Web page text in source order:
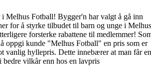
Melhus Fotball! Bygger'n har valgt å gå inn
for å styrke tilbudet til barn og unge i
forsterke rabattene til medlemmer!
oppgi kunde "Melhus Fotball" en pris som er
vanlig hyllepris. Dette innebærer at man får en
vilkår enn hos en lavpris